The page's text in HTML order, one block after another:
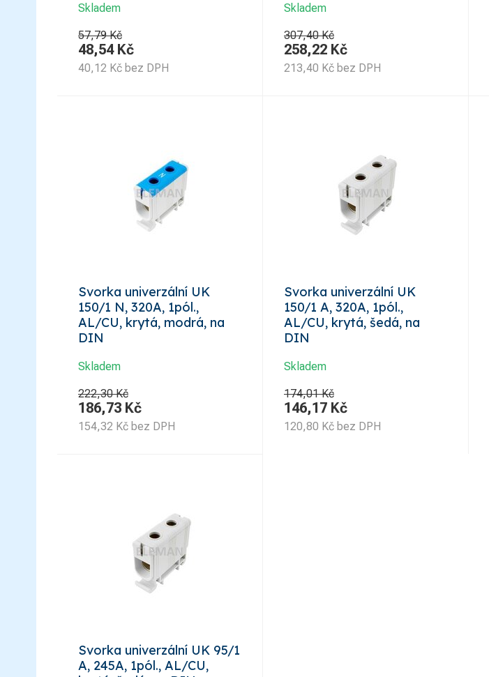
Skladem
57,79 Kč
48,54Kč
40,12 Kč bez DPH
Skladem
307,40 Kč
258,22 Kč
213,40 Kč bez DPH
Svorka univerzální UK
150/1 N, 320A, 1pól.,
AL/CU, krytá, modrá, na
DIN
Skladem
222,30 Kč
186,73 Kč
154,32 Kč bez DPH
Svorka univerzální UK
150/1 A, 320A, 1pól.,
AL/CU, krytá, šedá, na
DIN
Skladem
174,01 Kč
146,17 Kč
120,80 Kč bez DPH
Svorka univerzální UK 95/1
A, 245A, 1pól., AL/CU,